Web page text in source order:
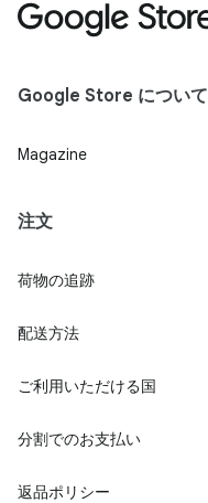
Google Store について
Magazine
注文
荷物の追跡
配送方法
ご利用いただける国
分割でのお支払い
返品ポリシー